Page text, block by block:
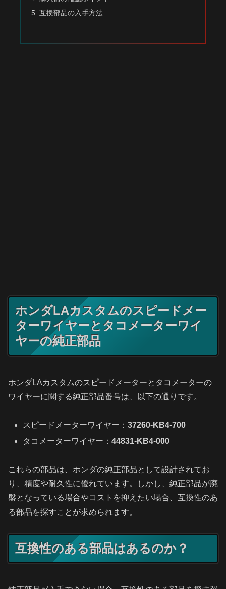
互換部品の入手方法
ホンダLAカスタムのスピードメー
ターワイヤーとタコメーターワイ
ヤーの純正部品
ホンダLAカスタムのスピードメーターとタコメーターの
ワイヤーに関する純正部品番号は、以下の通りです。
スピードメーターワイヤー：37260-KB4-700
タコメーターワイヤー：44831-KB4-000
これらの部品は、ホンダの純正部品として設計されてお
り、精度や耐久性に優れています。しかし、純正部品が廃
盤となっている場合やコストを抑えたい場合、互換性のあ
る部品を探すことが求められます。
互換性のある部品はあるのか？